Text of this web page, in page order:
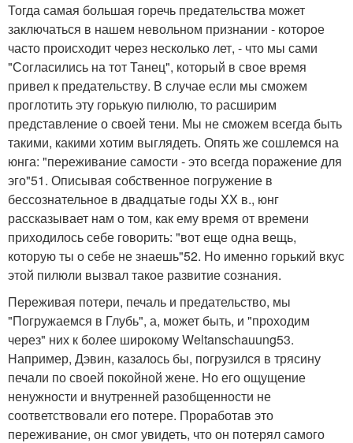
Тогда самая большая горечь предательства может
заключаться в нашем невольном признании - которое
часто происходит через несколько лет, - что мы сами
"Согласились на тот Танец", который в свое время
привел к предательству. В случае если мы сможем
проглотить эту горькую пилюлю, то расширим
представление о своей тени. Мы не сможем всегда быть
такими, какими хотим выглядеть. Опять же сошлемся на
юнга: "переживание самости - это всегда поражение для
эго"51. Описывая собственное погружение в
бессознательное в двадцатые годы XX в., юнг
рассказывает нам о том, как ему время от времени
приходилось себе говорить: "вот еще одна вещь,
которую ты о себе не знаешь"52. Но именно горький вкус
этой пилюли вызвал такое развитие сознания.
Переживая потери, печаль и предательство, мы
"Погружаемся в Глубь", а, может быть, и "проходим
через" них к более широкому Weltanschauung53.
Например, Дэвин, казалось бы, погрузился в трясину
печали по своей покойной жене. Но его ощущение
ненужности и внутренней разобщенности не
соответствовали его потере. Проработав это
переживание, он смог увидеть, что он потерял самого